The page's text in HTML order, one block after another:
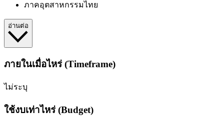
ภาคอุตสาหกรรมไทย
อ่านต่อ
ภายในเมื่อไหร่ (Timeframe)
ไม่ระบุ
ใช้งบเท่าไหร่ (Budget)